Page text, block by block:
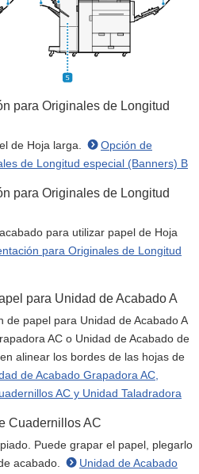
para Originales de Longitud
de Hoja larga.
Opción de
de Longitud especial (Banners) B
para Originales de Longitud
para utilizar papel de Hoja
para Originales de Longitud
para Unidad de Acabado A
de papel para Unidad de Acabado A
AC o Unidad de Acabado de
alinear los bordes de las hojas de
de Acabado Grapadora AC,
AC y Unidad Taladradora
Cuadernillos AC
Puede grapar el papel, plegarlo
acabado.
Unidad de Acabado